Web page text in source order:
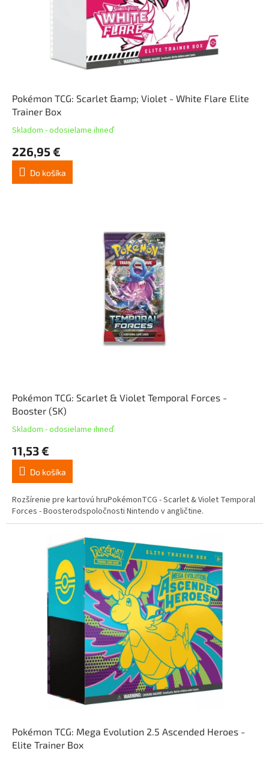
Pokémon TCG: Scarlet &amp; Violet - White Flare Elite
Trainer Box
Skladom - odosielame ihneď
226,95 €
Do košíka
Pokémon TCG: Scarlet & Violet Temporal Forces -
Booster (SK)
Skladom - odosielame ihneď
11,53 €
Do košíka
Rozšírenie pre kartovú hruPokémonTCG - Scarlet & Violet Temporal
Forces - Boosterodspoločnosti Nintendo v angličtine.
Pokémon TCG: Mega Evolution 2.5 Ascended Heroes -
Elite Trainer Box